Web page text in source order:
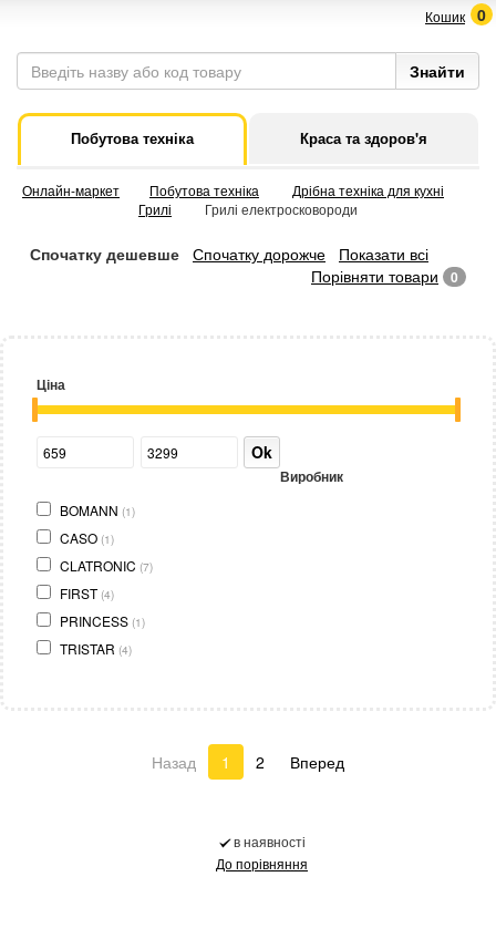
Кошик 0
Побутова техніка Краса та здоров'я
Онлайн-маркет Побутова техніка
Дрібна техніка для кухні
Грилі
Грилі електросковороди
Спочатку дешевше Спочатку дорожче
Показати всі
Порівняти товари
0
Ціна
Ok
Виробник
BOMANN (1)
CASO (1)
CLATRONIC (7)
FIRST (4)
PRINCESS (1)
TRISTAR (4)
Назад 1 2 Вперед
в наявності
До порівняння